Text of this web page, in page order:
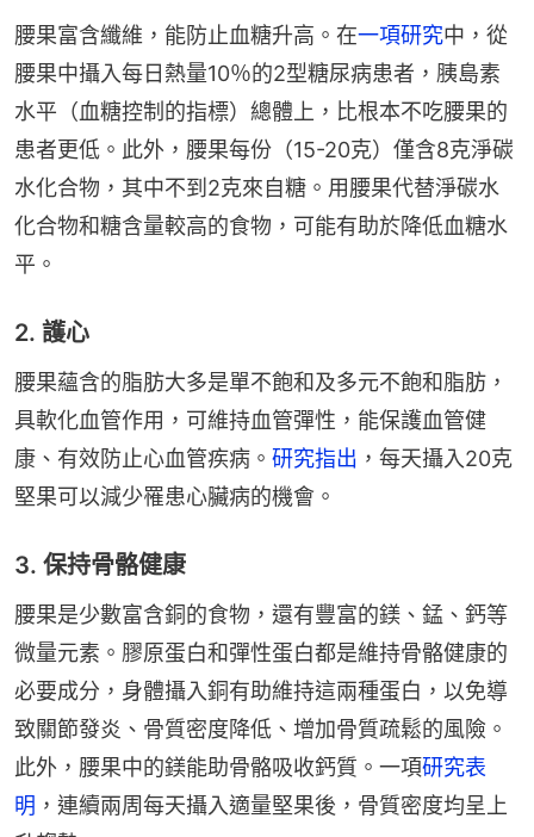
腰果富含纖維，能防止血糖升高。在一項研究中，從
腰果中攝入每日熱量10％的2型糖尿病患者，胰島素
水平（血糖控制的指標）總體上，比根本不吃腰果的
患者更低。此外，腰果每份（15-20克）僅含8克淨碳
水化合物，其中不到2克來自糖。用腰果代替淨碳水
化合物和糖含量較高的食物，可能有助於降低血糖水
平。
2. 護心
腰果蘊含的脂肪大多是單不飽和及多元不飽和脂肪，
具軟化血管作用，可維持血管彈性，能保護血管健
康、有效防止心血管疾病。 研究指出 ，每天攝入20克
堅果可以減少罹患心臟病的機會。
3. 保持骨骼健康
腰果是少數富含銅的食物，還有豐富的鎂、錳、鈣等
微量元素。膠原蛋白和彈性蛋白都是維持骨骼健康的
必要成分，身體攝入銅有助維持這兩種蛋白，以免導
致關節發炎、骨質密度降低、增加骨質疏鬆的風險。
此外，腰果中的鎂能助骨骼吸收鈣質。一項研究表
明 ，連續兩周每天攝入適量堅果後，骨質密度均呈上